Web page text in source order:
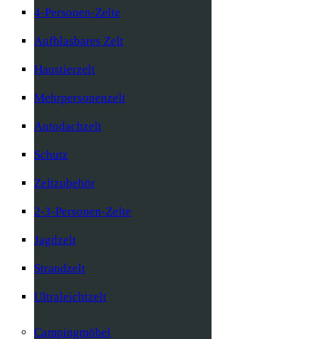
4-Personen-Zelte
Aufblasbares Zelt
Haustierzelt
Mehrpersonenzelt
Autodachzelt
Schutz
Zeltzubehör
2-3-Personen-Zelte
Jagdzelt
Strandzelt
Ultraleichtzelt
Campingmöbel